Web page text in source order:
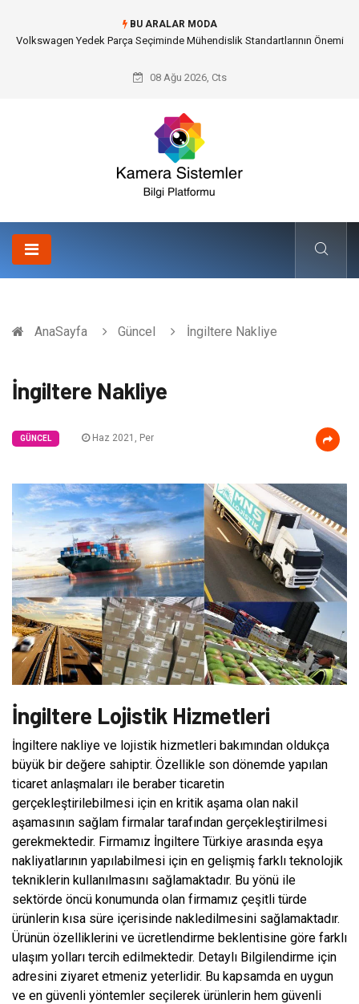
BU ARALAR MODA
Düğün Fotoğrafçısı Seçimiyle Geleceğe Nasıl Bir Miras Bırakacaksınız?
08 Ağu 2026, Cts
AnaSayfa Güncel İngiltere Nakliye
İngiltere Nakliye
GÜNCEL Haz 2021, Per
İngiltere Lojistik Hizmetleri
İngiltere nakliye ve lojistik hizmetleri bakımından oldukça
büyük bir değere sahiptir. Özellikle son dönemde yapılan
ticaret anlaşmaları ile beraber ticaretin
gerçekleştirilebilmesi için en kritik aşama olan nakil
aşamasının sağlam firmalar tarafından gerçekleştirilmesi
gerekmektedir. Firmamız İngiltere Türkiye arasında eşya
nakliyatlarının yapılabilmesi için en gelişmiş farklı teknolojik
tekniklerin kullanılmasını sağlamaktadır. Bu yönü ile
sektörde öncü konumunda olan firmamız çeşitli türde
ürünlerin kısa süre içerisinde nakledilmesini sağlamaktadır.
Ürünün özelliklerini ve ücretlendirme beklentisine göre farklı
ulaşım yolları tercih edilmektedir. Detaylı Bilgilendirme için
adresini ziyaret etmeniz yeterlidir. Bu kapsamda en uygun
ve en güvenli yöntemler seçilerek ürünlerin hem güvenli